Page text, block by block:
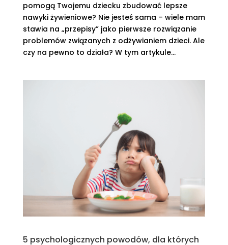
pomogą Twojemu dziecku zbudować lepsze
nawyki żywieniowe? Nie jesteś sama – wiele mam
stawia na „przepisy” jako pierwsze rozwiązanie
problemów związanych z odżywianiem dzieci. Ale
czy na pewno to działa? W tym artykule...
5 psychologicznych powodów, dla których